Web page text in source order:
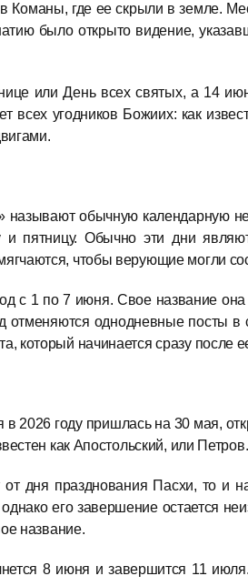
Команы, где ее скрыли в земле.
было открыто видение,
или День всех святых, а 14
всех угодников Божиих: как
называют обычную календарную
пятницу. Обычно эти дни
чтобы верующие могли
с 1 по 7 июня. Свое название
отменяются однодневные посты
который начинается сразу после
в 2026 году пришлась на 30 мая,
как Апостольский, или Петров.
дня празднования Пасхи, то и
его завершение остается
название.
8 июня и завершится 11